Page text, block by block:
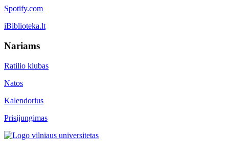
Spotify.com
iBiblioteka.lt
Nariams
Ratilio klubas
Natos
Kalendorius
Prisijungimas